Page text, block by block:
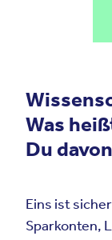
Was
Du
Eins ist
Sparkonten,